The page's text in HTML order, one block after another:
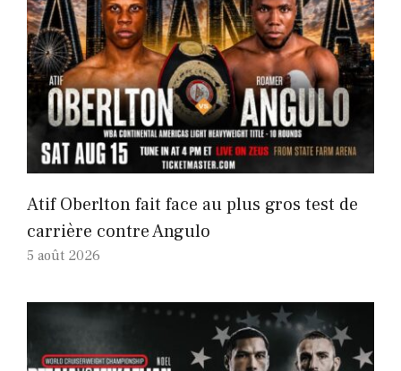
Atif Oberlton fait face au plus gros test de
carrière contre Angulo
5 août 2026